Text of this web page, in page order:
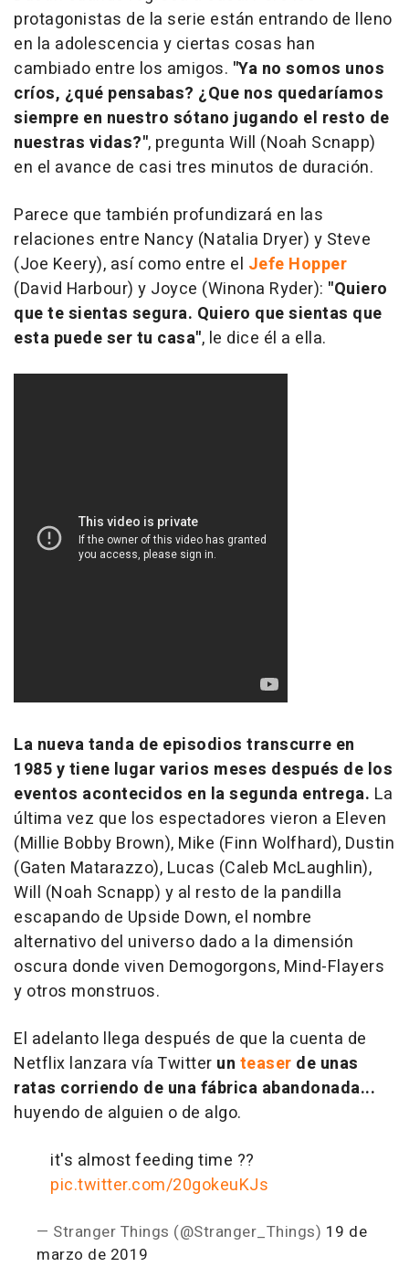
protagonistas de la serie están entrando de lleno
en la adolescencia y ciertas cosas han
cambiado entre los amigos. "Ya no somos unos
críos, ¿qué pensabas? ¿Que nos quedaríamos
siempre en nuestro sótano jugando el resto de
nuestras vidas?", pregunta Will (Noah Scnapp)
en el avance de casi tres minutos de duración.
Parece que también profundizará en las
relaciones entre Nancy (Natalia Dryer) y Steve
(Joe Keery), así como entre el Jefe Hopper
(David Harbour) y Joyce (Winona Ryder): "Quiero
que te sientas segura. Quiero que sientas que
esta puede ser tu casa", le dice él a ella.
La nueva tanda de episodios transcurre en
1985 y tiene lugar varios meses después de los
eventos acontecidos en la segunda entrega. La
última vez que los espectadores vieron a Eleven
(Millie Bobby Brown), Mike (Finn Wolfhard), Dustin
(Gaten Matarazzo), Lucas (Caleb McLaughlin),
Will (Noah Scnapp) y al resto de la pandilla
escapando de Upside Down, el nombre
alternativo del universo dado a la dimensión
oscura donde viven Demogorgons, Mind-Flayers
y otros monstruos.
El adelanto llega después de que la cuenta de
Netflix lanzara vía Twitter un teaser de unas
ratas corriendo de una fábrica abandonada...
huyendo de alguien o de algo.
it's almost feeding time ??
pic.twitter.com/20gokeuKJs
— Stranger Things (@Stranger_Things) 19 de
marzo de 2019